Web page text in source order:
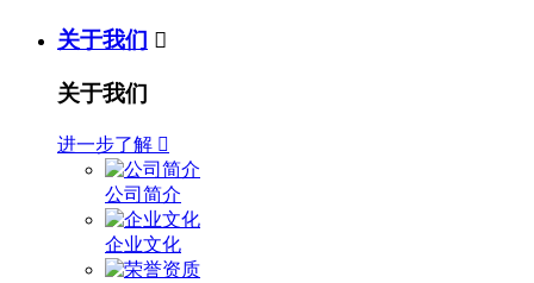
关于我们 
关于我们
进一步了解 
公司简介
企业文化